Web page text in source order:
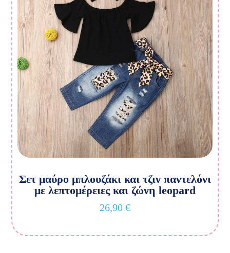
Σετ μαύρο μπλουζάκι και τζιν παντελόνι
με λεπτομέρειες και ζώνη leopard
26,90 €